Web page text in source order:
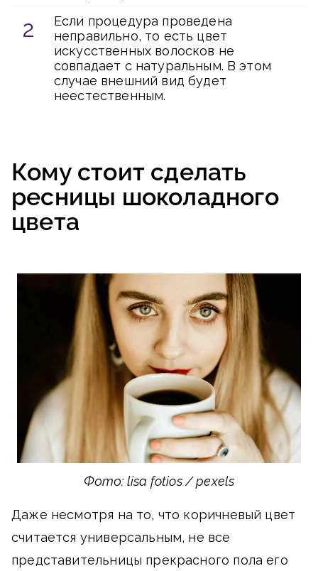
Если процедура проведена
неправильно, то есть цвет
искусственных волосков не
совпадает с натуральным. В этом
случае внешний вид будет
неестественным.
Кому стоит сделать
ресницы шоколадного
цвета
Фото: lisa fotios / pexels
Даже несмотря на то, что коричневый цвет
считается универсальным, не все
представительницы прекрасного пола его